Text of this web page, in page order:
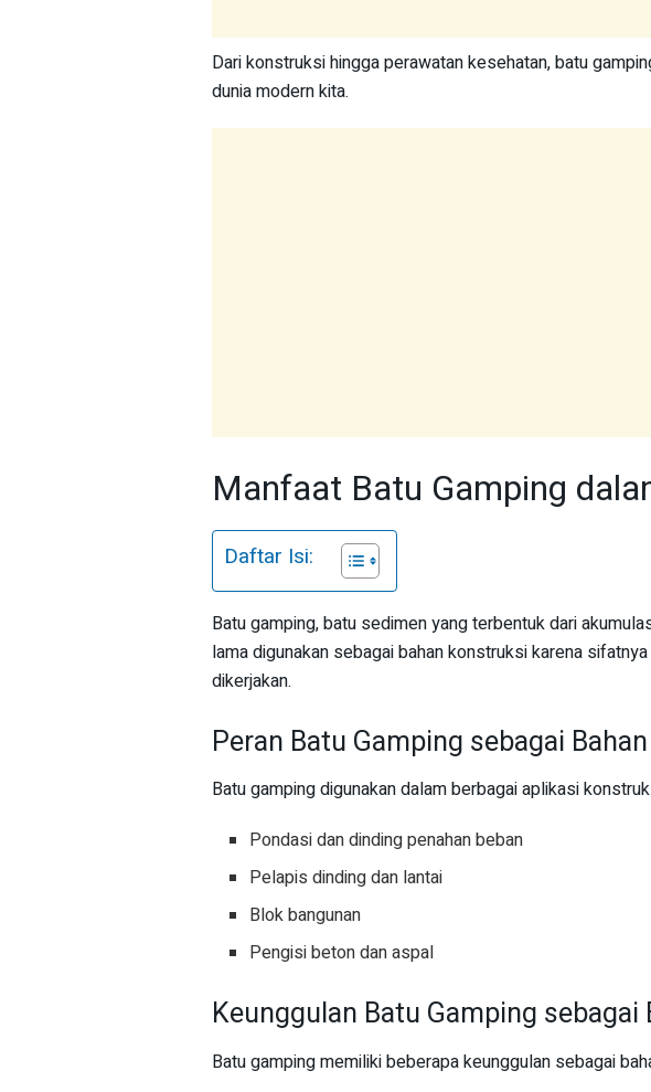
Dari konstruksi hingga perawatan kesehatan, batu
dunia modern kita.
Manfaat Batu Gamping
Daftar Isi:
Batu gamping, batu sedimen yang terbentuk dari
lama digunakan sebagai bahan konstruksi karena
dikerjakan.
Peran Batu Gamping sebagai
Batu gamping digunakan dalam berbagai aplikasi
Pondasi dan dinding penahan beban
Pelapis dinding dan lantai
Blok bangunan
Pengisi beton dan aspal
Keunggulan Batu Gamping
Batu gamping memiliki beberapa keunggulan sebagai